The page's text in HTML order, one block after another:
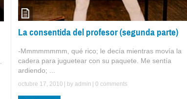
La consentida del profesor (segunda parte)
-Mmmmmmmm, qué rico; le decía mientras movía la
cadera para juguetear con su paquete. Me sentía
ardiendo; ...
octubre 17, 2010 | byadmin 0 comments